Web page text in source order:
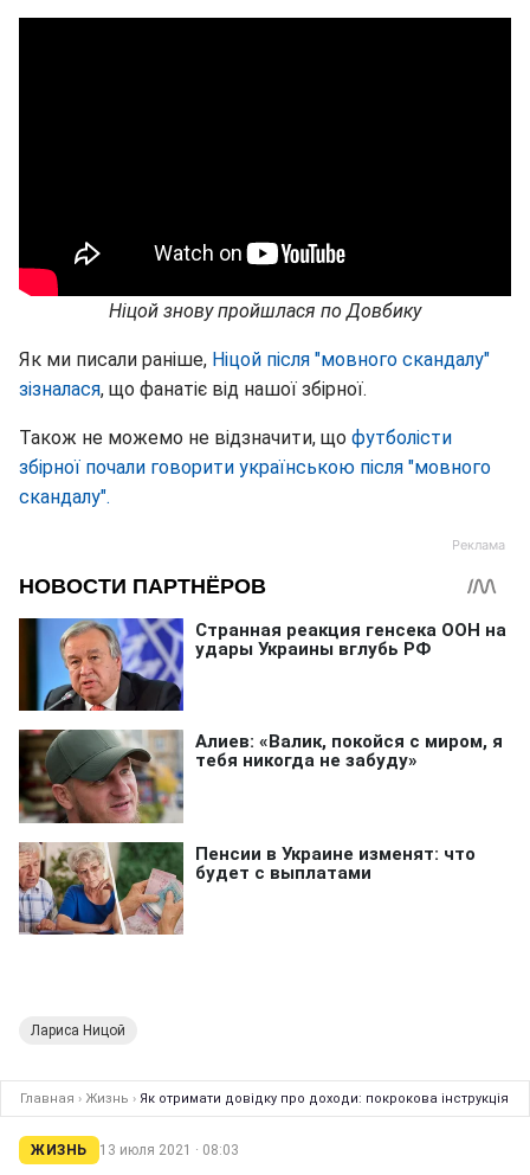
Ніцой знову пройшлася по Довбику
Як ми писали раніше, Ніцой після "мовного скандалу"
зізналася, що фанатіє від нашої збірної.
Також не можемо не відзначити, що футболісти
збірної почали говорити українською після "мовного
скандалу".
Лариса Ницой
Главная › Жизнь › Як отримати довідку про доходи: покрокова інструкція
ЖИЗНЬ 13 июля 2021 · 08:03